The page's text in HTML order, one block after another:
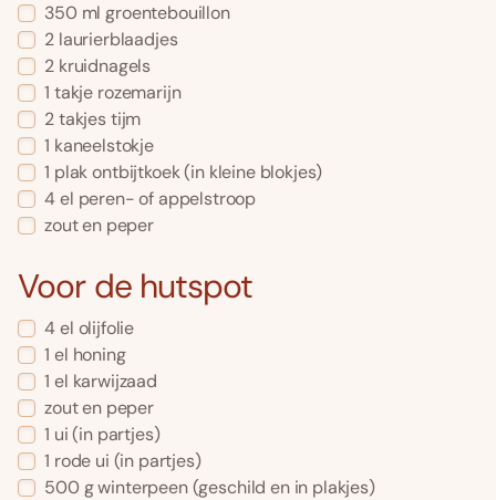
350 ml groentebouillon
2 laurierblaadjes
2 kruidnagels
1 takje rozemarijn
2takjestijm
1 kaneelstokje
1 plak ontbijtkoek(in kleine blokjes)
4el peren- of appelstroop
zout en peper
Voor de hutspot
4el olijfolie
1 el honing
1 el karwijzaad
zout en peper
1 ui(in partjes)
1 rode ui (in partjes)
500 gwinterpeen(geschild en in plakjes)